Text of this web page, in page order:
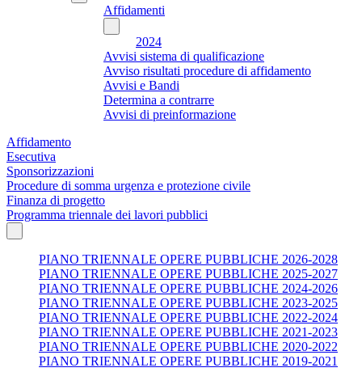
Affidamenti
2024
Avvisi sistema di qualificazione
Avviso risultati procedure di affidamento
Avvisi e Bandi
Determina a contrarre
Avvisi di preinformazione
Affidamento
Esecutiva
Sponsorizzazioni
Procedure di somma urgenza e protezione civile
Finanza di progetto
Programma triennale dei lavori pubblici
PIANO TRIENNALE OPERE PUBBLICHE 2026-2028
PIANO TRIENNALE OPERE PUBBLICHE 2025-2027
PIANO TRIENNALE OPERE PUBBLICHE 2024-2026
PIANO TRIENNALE OPERE PUBBLICHE 2023-2025
PIANO TRIENNALE OPERE PUBBLICHE 2022-2024
PIANO TRIENNALE OPERE PUBBLICHE 2021-2023
PIANO TRIENNALE OPERE PUBBLICHE 2020-2022
PIANO TRIENNALE OPERE PUBBLICHE 2019-2021